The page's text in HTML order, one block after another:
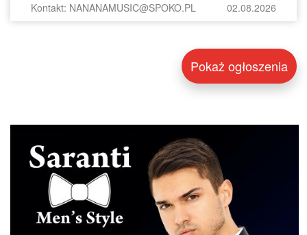
Kontakt: NANANAMUSIC@SPOKO.PL 02.08.2026
Pokaż ogłoszenia